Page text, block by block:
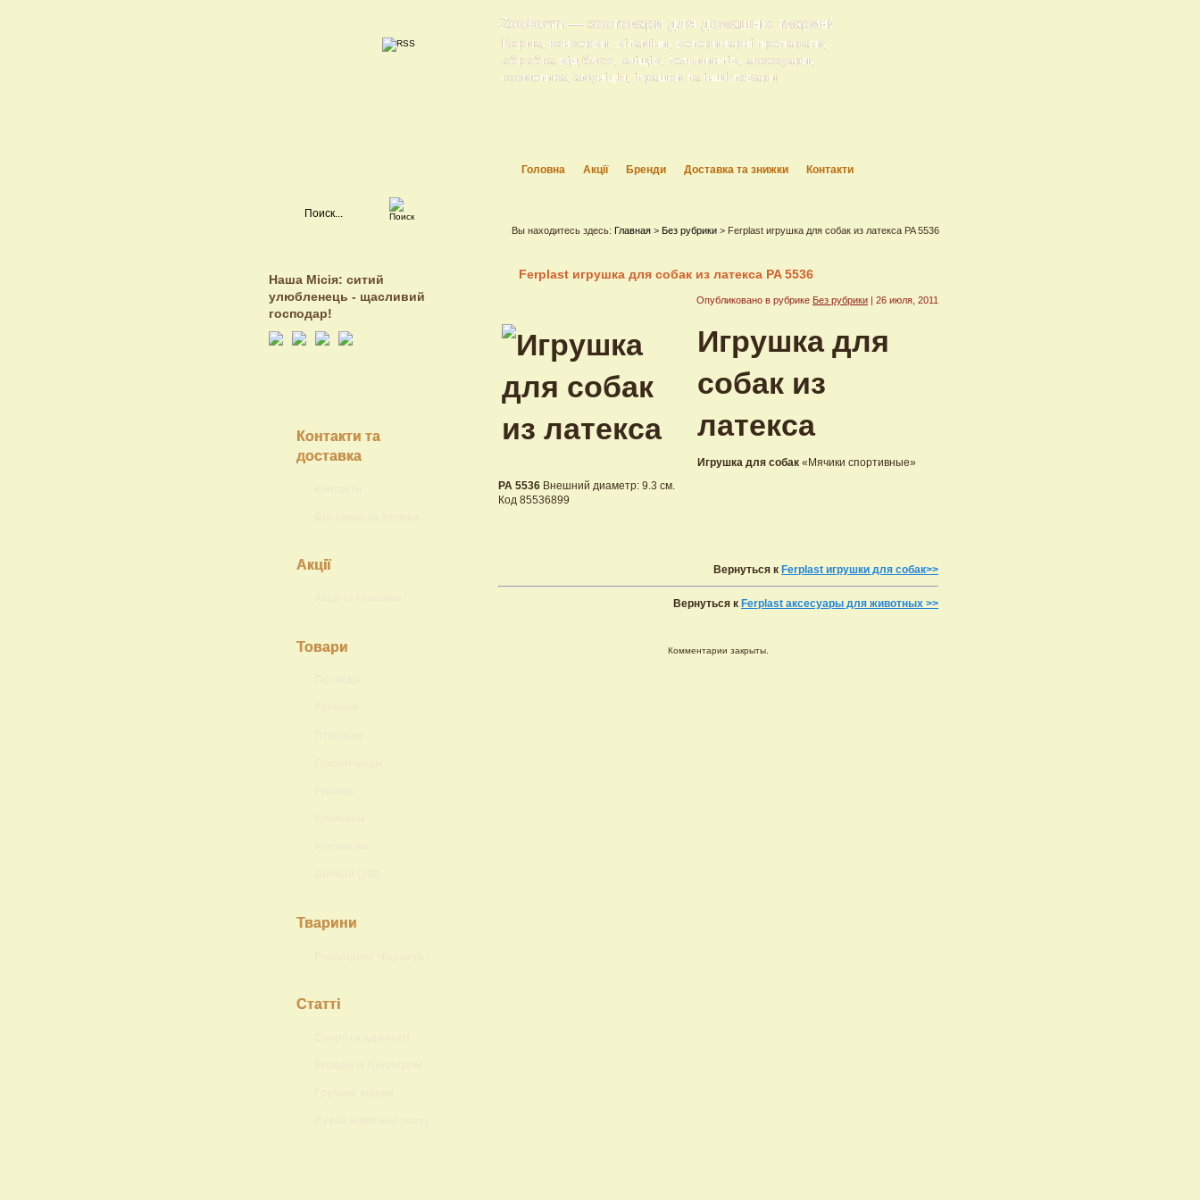
Zookorm — зоотовари для домашніх тварин!
Корма, консерви, вітаміни, ветеринарні препарати,
обробка від блох, кліщів, гельминтів, аксесуари,
косметика, амуніція, іграшки та інші товари
Головна Акції Бренди Доставка та знижки Контакти
Наша Місія: ситий
улюбленець - щасливий
господар!
Контакти та
доставка
Акції
Товари
Тварини
Статті
Вы находитесь здесь: Главная > Без рубрики > Ferplast игрушка для собак из латекса PA 5536
Ferplast игрушка для собак из латекса PA 5536
Опубликовано в рубрике Без рубрики | 26 июля, 2011
Игрушка для
собак из
латекса
Игрушка для собак «Мячики спортивные»
PA 5536 Внешний диаметр: 9.3 см.
Код 85536899
Вернуться к Ferplast игрушки для собак>>
Вернуться к Ferplast аксесуары для животных >>
Комментарии закрыты.